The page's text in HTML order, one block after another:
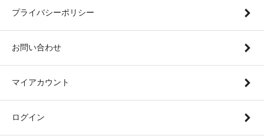
プライバシーポリシー
お問い合わせ
マイアカウント
ログイン